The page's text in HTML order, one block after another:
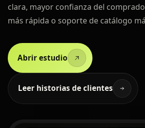
clara, mayor confianza del
más rápida o soporte de catálogo
Abrir estudio
Leer historias de clientes